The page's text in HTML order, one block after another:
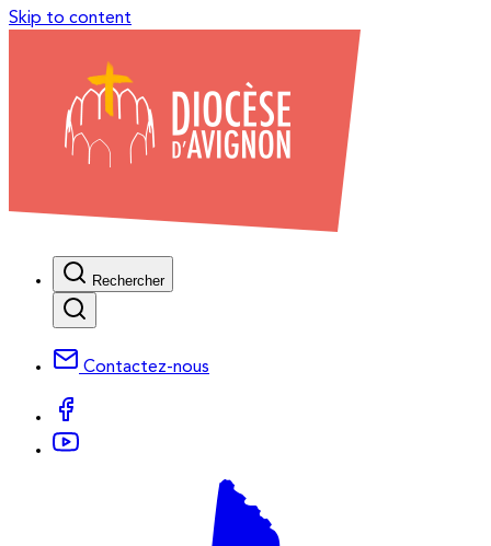
Skip to content
Rechercher
Contactez-nous